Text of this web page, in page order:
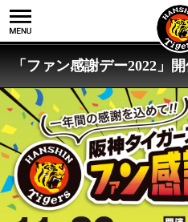
「ファン感謝デー2022」